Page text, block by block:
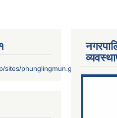
sites/phunglingmun.gov.np/files/